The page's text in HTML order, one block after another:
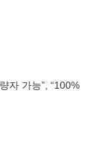
자 가능”, “100%